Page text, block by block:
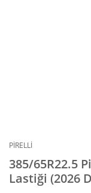
PİRELLİ
385/65R22.5
Lastiği (2026